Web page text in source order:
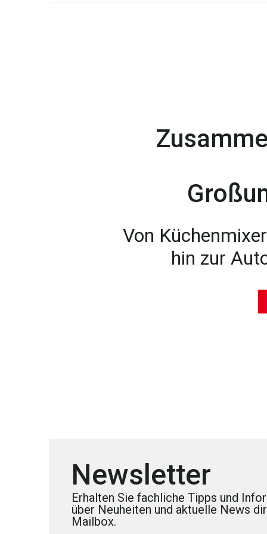
Von
hin zur
Newsletter
Erhalten Sie fachliche Tipps und
über Neuheiten und aktuelle News
Mailbox.